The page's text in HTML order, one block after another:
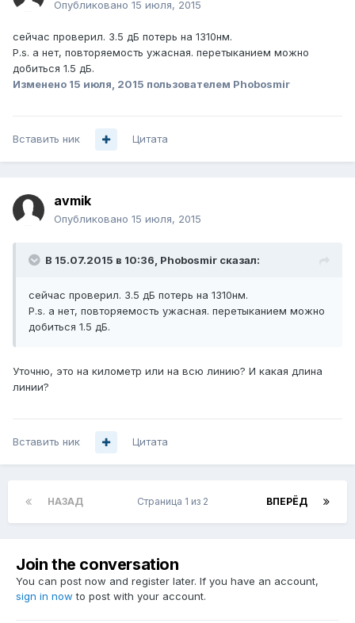
Опубликовано 15 июля, 2015
сейчас проверил. 3.5 дБ потерь на 1310нм.
P.s. а нет, повторяемость ужасная. перетыканием можно
добиться 1.5 дБ.
Изменено 15 июля, 2015 пользователем Phobosmir
Вставить ник Цитата
avmik
Опубликовано 15 июля, 2015
В 15.07.2015 в 10:36, Phobosmir сказал:
сейчас проверил. 3.5 дБ потерь на 1310нм.
P.s. а нет, повторяемость ужасная. перетыканием можно
добиться 1.5 дБ.
Уточню, это на километр или на всю линию? И какая длина
линии?
Вставить ник Цитата
НАЗАД ВПЕРЁД
Страница 1 из 2
Join the conversation
You can post now and register later. If you have an account,
sign in now to post with your account.